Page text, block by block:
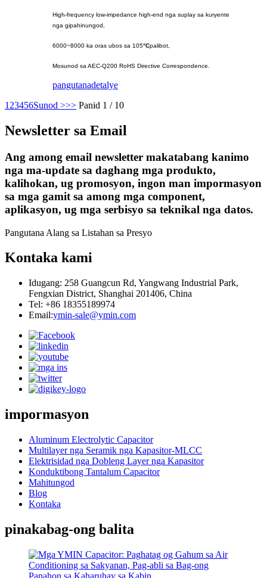
High-frequency low-impedance high-end nga suplay sa kuryente
nga gipahinungod,
6000~8000 ka oras ubos sa 105°Cpalibot,
Mosunod sa AEC-Q200 RoHS Directive Correspondence.
pangutanadetalye
1 23456Sunod >>> Panid 1 / 10
Newsletter sa Email
Ang among email newsletter makatabang kanimo
nga ma-update sa daghang mga produkto,
kalihokan, ug promosyon, ingon man impormasyon
sa mga gamit sa among mga component,
aplikasyon, ug mga serbisyo sa teknikal nga datos.
Pangutana Alang sa Listahan sa Presyo
Kontaka kami
Idugang: 258 Guangcun Rd, Yangwang Industrial Park,
Fengxian District, Shanghai 201406, China
Tel: +86 18355189974
Email:ymin-sale@ymin.com
impormasyon
Aluminum Electrolytic Capacitor
Multilayer nga Seramik nga Kapasitor-MLCC
Elektrisidad nga Dobleng Layer nga Kapasitor
Konduktibong Tantalum Capacitor
Mahitungod
Blog
Kontaka
pinakabag-ong balita